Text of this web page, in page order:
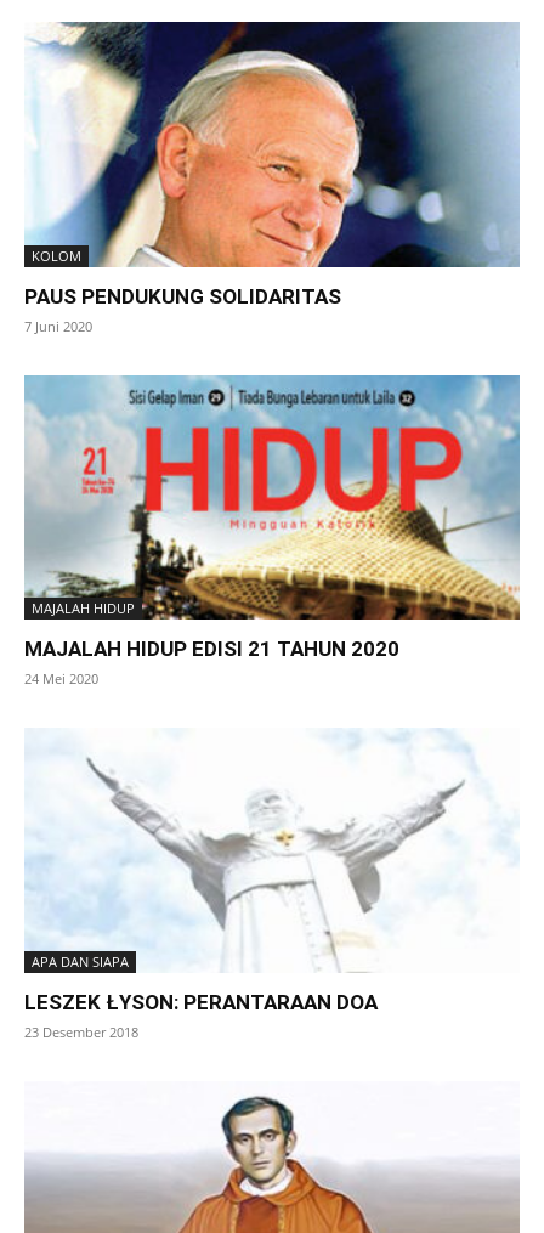
KOLOM
PAUS PENDUKUNG SOLIDARITAS
7 Juni 2020
MAJALAH HIDUP
MAJALAH HIDUP EDISI 21 TAHUN 2020
24 Mei 2020
APA DAN SIAPA
LESZEK ŁYSON: PERANTARAAN DOA
23 Desember 2018